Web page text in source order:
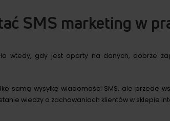
SMS marketing w
wtedy, gdy jest oparty na danych, dobrze
samą wysyłkę wiadomości SMS, ale przede
wiedzy o zachowaniach klientów w sklepie